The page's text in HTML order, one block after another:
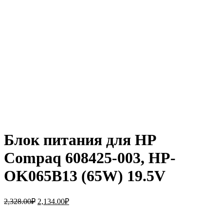
Блок питания для HP
Compaq 608425-003, HP-
OK065B13 (65W) 19.5V
2,328.00₽ Первоначальная
2,134.00₽Текущая